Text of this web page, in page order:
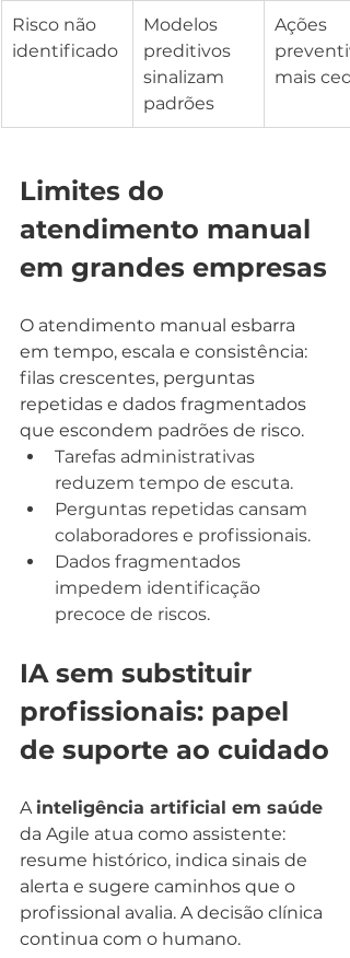
Risco não
identificado
Modelos
preditivos
sinalizam
padrões
Ações
mais
Limites do
atendimento manual
em grandes empresas
O atendimento manual esbarra
em tempo, escala e consistência:
filas crescentes, perguntas
repetidas e dados fragmentados
que escondem padrões de risco.
Tarefas administrativas
reduzem tempo de escuta.
Perguntas repetidas cansam
colaboradores e profissionais.
Dados fragmentados
impedem identificação
precoce de riscos.
IA sem substituir
profissionais: papel
de suporte ao cuidado
A inteligência artificial em saúde
da Agile atua como assistente:
resume histórico, indica sinais de
alerta e sugere caminhos que o
profissional avalia. A decisão clínica
continua com o humano.